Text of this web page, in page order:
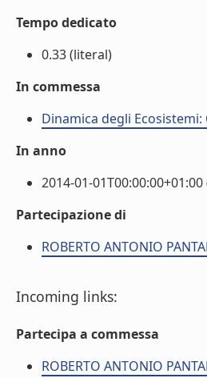
Tempo dedicato
0.33 (literal)
In commessa
Dinamica degli Ecosistemi:
In anno
2014-01-
Partecipazione di
ROBERTO ANTONIO
Incoming links:
Partecipa a commessa
ROBERTO ANTONIO